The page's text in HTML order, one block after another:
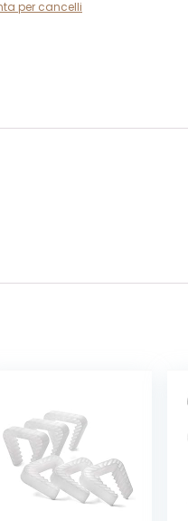
per cancelli